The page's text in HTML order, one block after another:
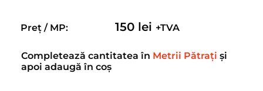
Preț / MP: 150 lei +TVA
Completează cantitatea în Metrii Pătrați și
apoi adaugă în coș